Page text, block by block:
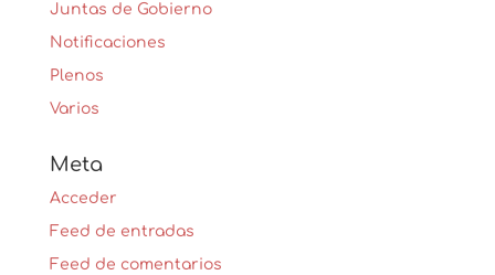
Juntas de Gobierno
Notificaciones
Plenos
Varios
Meta
Acceder
Feed de entradas
Feed de comentarios